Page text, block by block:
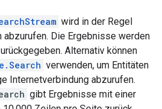
wird in der Regel
abzurufen. Die Ergebnisse werden
Alternativ können
verwenden, um Entitäten
Internetverbindung abzurufen.
gibt Ergebnisse mit einer